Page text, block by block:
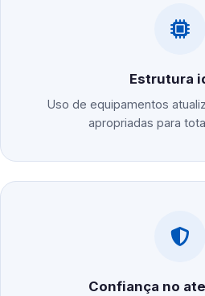
Estrutura
Uso de equipamentos
apropriadas para
Confiança no